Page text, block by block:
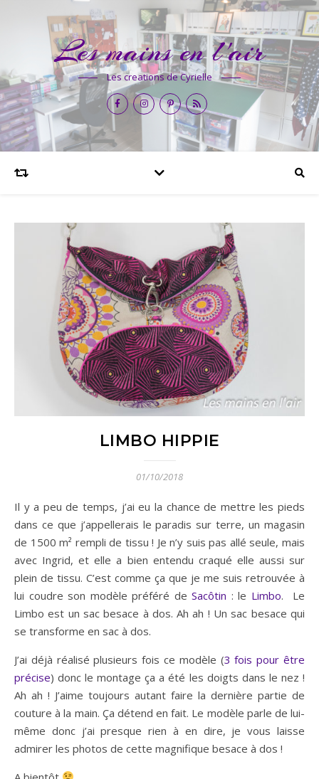
Les mains en l'air
Les creations de Cyrielle
LIMBO HIPPIE
01/10/2018
Il y a peu de temps, j’ai eu la chance de mettre les pieds
dans ce que j’appellerais le paradis sur terre, un magasin
de 1500 m² rempli de tissu ! Je n’y suis pas allé seule, mais
avec Ingrid, et elle a bien entendu craqué elle aussi sur
plein de tissu. C’est comme ça que je me suis retrouvée à
lui coudre son modèle préféré deSacôtin : le Limbo. Le
Limbo est un sac besace à dos. Ah ah ! Un sac besace qui
se transforme en sac à dos.
J’ai déjà réalisé plusieurs fois ce modèle (3 fois pour être
précise) donc le montage ça a été les doigts dans le nez !
Ah ah ! J’aime toujours autant faire la dernière partie de
couture à la main. Ça détend en fait. Le modèle parle de lui-
même donc j’ai presque rien à en dire, je vous laisse
admirer les photos de cette magnifique besace à dos !